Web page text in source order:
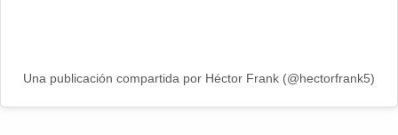
Una publicación compartida por Héctor Frank (@hectorfrank5)